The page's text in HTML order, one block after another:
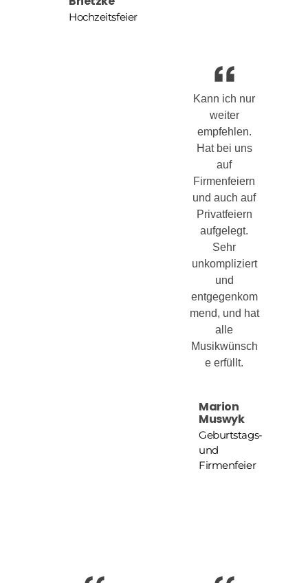
Hochzeitsfeier
Kann ich nur
weiter
empfehlen.
Hat bei uns
auf
Firmenfeiern
und auch auf
Privatfeiern
aufgelegt.
Sehr
unkompliziert
und
entgegenkom
mend, und hat
alle
Musikwünsch
e erfüllt.
Marion
Muswyk
Geburtstags-
und
Firmenfeier